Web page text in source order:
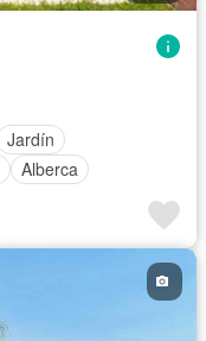
Jardín
Alberca